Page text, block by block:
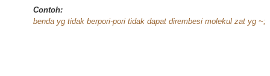
Contoh:
benda yg tidak berpori-pori tidak dapat dirembesi molekul zat yg ~;